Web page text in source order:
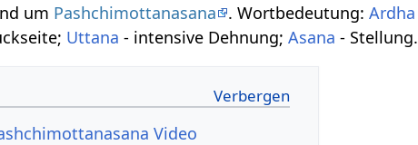
um Pashchimottanasana . Wortbedeutung:Ardha
Uttana - intensive Dehnung;Asana - Stellung.
Video